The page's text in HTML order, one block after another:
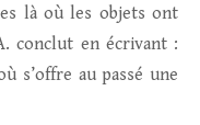
là où les objets ont
conclut en écrivant :
s’offre au passé une